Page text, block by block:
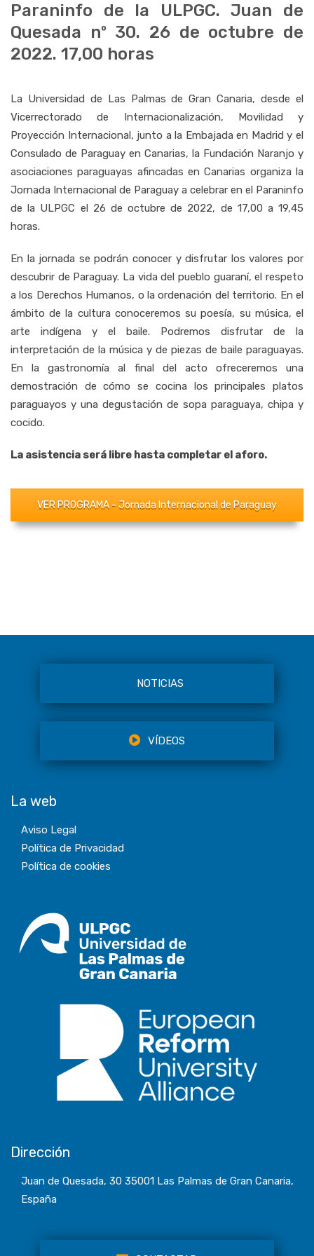
Paraninfo de la ULPGC. Juan de
Quesada nº 30. 26 de octubre de
2022. 17,00 horas
La Universidad de Las Palmas de Gran Canaria, desde el
Vicerrectorado de Internacionalización, Movilidad y
Proyección Internacional, junto a la Embajada en Madrid y el
Consulado de Paraguay en Canarias, la Fundación Naranjo y
asociaciones paraguayas afincadas en Canarias organiza la
Jornada Internacional de Paraguay a celebrar en el Paraninfo
de la ULPGC el 26 de octubre de 2022, de 17,00 a 19,45
horas.
En la jornada se podrán conocer y disfrutar los valores por
descubrir de Paraguay. La vida del pueblo guaraní, el respeto
a los Derechos Humanos, o la ordenación del territorio. En el
ámbito de la cultura conoceremos su poesía, su música, el
arte indígena y el baile. Podremos disfrutar de la
interpretación de la música y de piezas de baile paraguayas.
En la gastronomía al final del acto ofreceremos una
demostración de cómo se cocina los principales platos
paraguayos y una degustación de sopa paraguaya, chipa y
cocido.
La asistencia será libre hasta completar el aforo.
VER PROGRAMA - Jornada Internacional de Paraguay
NOTICIAS
VÍDEOS
La web
Aviso Legal
Política de Privacidad
Política de cookies
Dirección
Juan de Quesada, 30 35001 Las Palmas de Gran Canaria,
España